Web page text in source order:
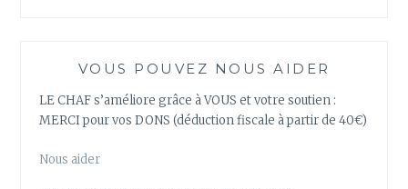
VOUS POUVEZ NOUS AIDER
LE CHAF s’améliore grâce à VOUS et votre soutien :
MERCI pour vos DONS (déduction fiscale à partir de 40€)
Nous aider